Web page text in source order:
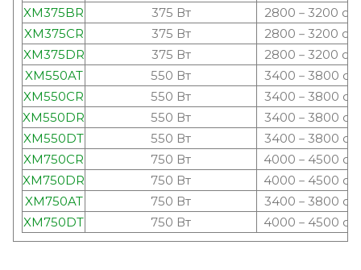
XM375BR
375 Вт
2800－3200
XM375CR
375 Вт
2800－3200
XM375DR
375 Вт
2800－3200
XM550AT
550 Вт
3400－3800
XM550CR
550 Вт
3400－3800
XM550DR
550 Вт
3400－3800
XM550DT
550 Вт
3400－3800
XM750CR
750 Вт
4000－4500
XM750DR
750 Вт
4000－4500
XM750AT
750 Вт
3400－3800
XM750DT
750 Вт 4000－4500